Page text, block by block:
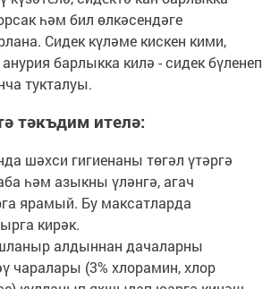
һәм бил өлкәсендәге
Сидек күләме кискен кими,
барлыкка килә - сидек бүленеп
тукталуы.
тәкъдим ителә:
шәхси гигиенаны төгәл үтәргә
һәм азыкны үләнгә, агач
ярамый. Бу максатларда
кирәк.
алдыннан дачаларны
чаралары (3% хлорамин, хлор